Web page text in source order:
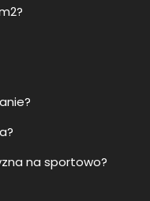
na sportowo?